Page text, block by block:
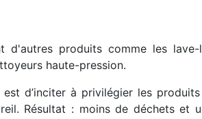
d'autres produits comme les
haute-pression.
d’inciter à privilégier les
Résultat : moins de déchets et